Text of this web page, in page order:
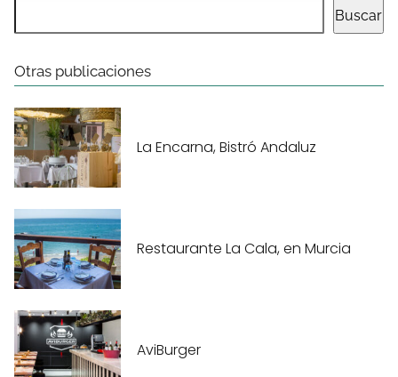
Buscar
Otras publicaciones
La Encarna, Bistró Andaluz
Restaurante La Cala, en Murcia
AviBurger